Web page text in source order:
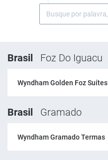
Brasil Foz Do Iguacu
Wyndham Golden Foz Suítes
Brasil Gramado
Wyndham Gramado Termas